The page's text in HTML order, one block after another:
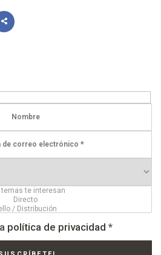
política de privacidad *